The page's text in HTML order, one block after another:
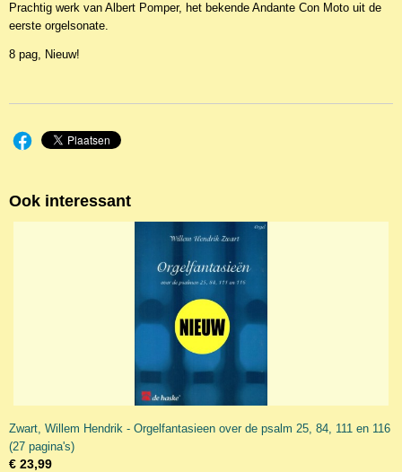
EAN code
JZ-AMBITUS115
Prachtig werk van Albert Pomper, het bekende Andante Con Moto uit de
eerste orgelsonate.
8 pag, Nieuw!
Ook interessant
Zwart, Willem Hendrik - Orgelfantasieen over de psalm 25, 84, 111 en 116
(27 pagina's)
€ 23,99